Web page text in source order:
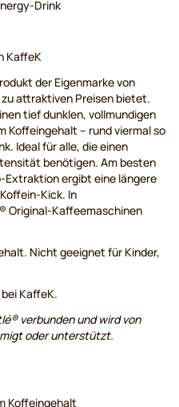
Drink
KaffeK
der Eigenmarke von
attraktiven Preisen bietet.
tief dunklen, vollmundigen
Koffeingehalt – rund viermal so
Ideal für alle, die einen
benötigen. Am besten
Extraktion ergibt eine längere
Kick. In
Original-Kaffeemaschinen
Nicht geeignet für Kinder,
KaffeK.
verbunden und wird von
oder unterstützt.
Koffeingehalt